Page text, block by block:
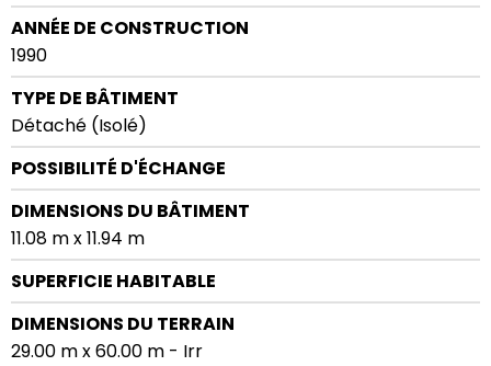
ANNÉE DE CONSTRUCTION
1990
TYPE DE BÂTIMENT
Détaché (Isolé)
POSSIBILITÉ D'ÉCHANGE
DIMENSIONS DU BÂTIMENT
11.08 m x 11.94 m
SUPERFICIE HABITABLE
DIMENSIONS DU TERRAIN
29.00 m x 60.00 m - Irr